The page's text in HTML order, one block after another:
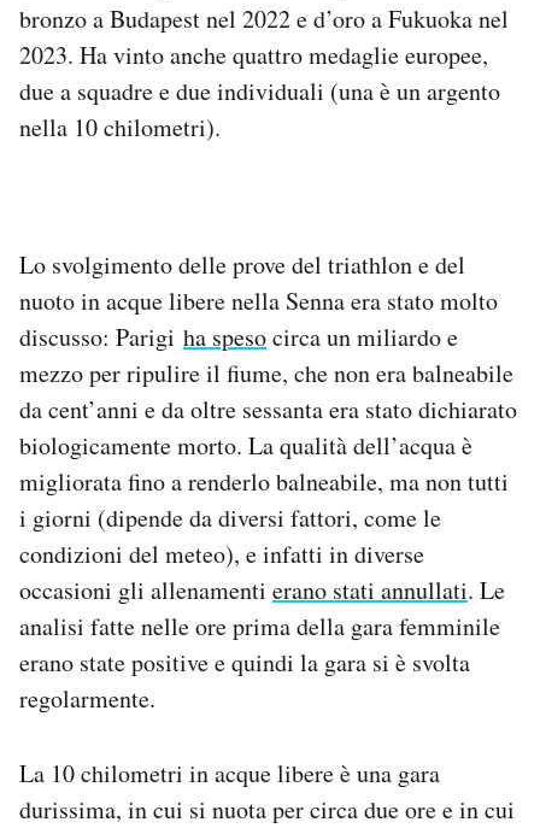
bronzo a Budapest nel 2022 e d’oro a Fukuoka nel
2023. Ha vinto anche quattro medaglie europee,
due a squadre e due individuali (una è un argento
nella 10 chilometri).
Lo svolgimento delle prove del triathlon e del
nuoto in acque libere nella Senna era stato molto
discusso: Parigi ha spesocirca un miliardo e
mezzo per ripulire il fiume, che non era balneabile
da cent’anni e da oltre sessanta era stato dichiarato
biologicamente morto. La qualità dell’acqua è
migliorata fino a renderlo balneabile, ma non tutti
i giorni (dipende da diversi fattori, come le
condizioni del meteo), e infatti in diverse
occasioni gli allenamenti erano stati annullati. Le
analisi fatte nelle ore prima della gara femminile
erano state positive e quindi la gara si è svolta
regolarmente.
La 10 chilometri in acque libere è una gara
durissima, in cui si nuota per circa due ore e in cui